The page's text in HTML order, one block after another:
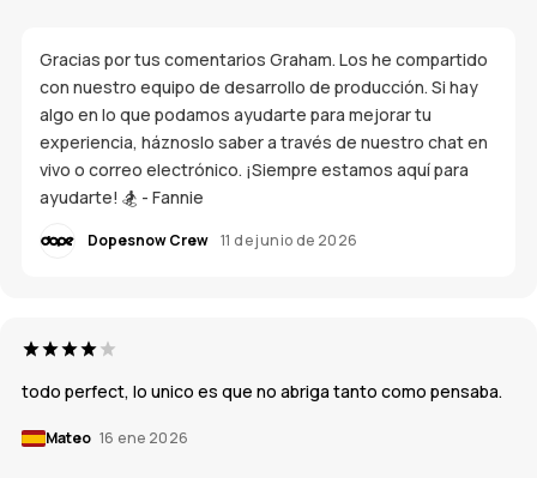
Gracias por tus comentarios Graham. Los he compartido
con nuestro equipo de desarrollo de producción. Si hay
algo en lo que podamos ayudarte para mejorar tu
experiencia, háznoslo saber a través de nuestro chat en
vivo o correo electrónico. ¡Siempre estamos aquí para
ayudarte! 🏂 - Fannie
Dopesnow Crew 11 de junio de 2026
todo perfect, lo unico es que no abriga tanto como pensaba.
Mateo 16 ene 2026